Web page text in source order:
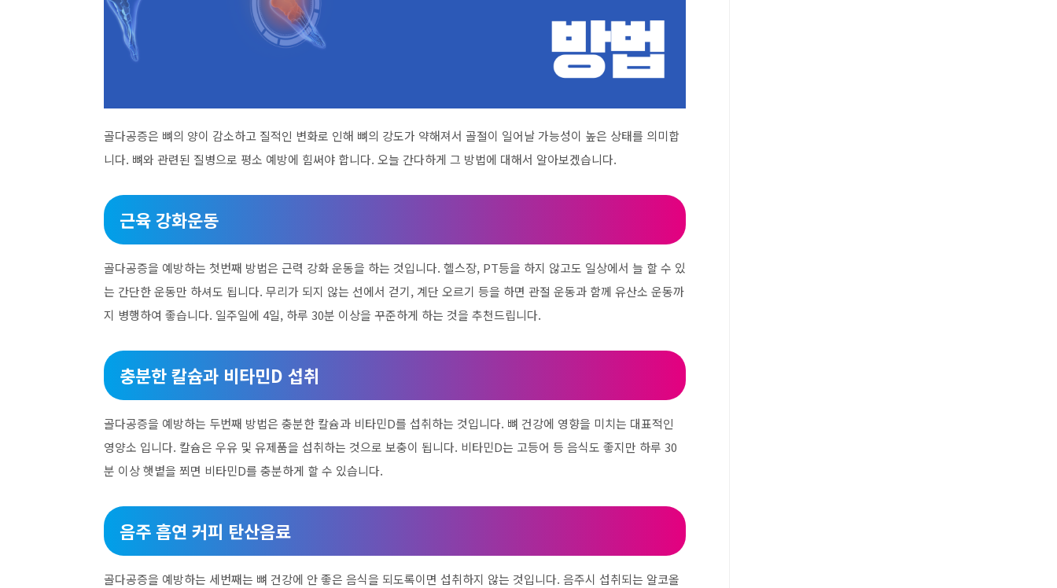
골다공증은 뼈의 양이 감소하고 질적인 변화로 인해 뼈의 강도가 약해져서 골절이 일어날 가능성이 높은 상태를 의미합
니다. 뼈와 관련된 질병으로 평소 예방에 힘써야 합니다. 오늘 간다하게 그 방법에 대해서 알아보겠습니다.
근육 강화운동
골다공증을 예방하는 첫번째 방법은 근력 강화 운동을 하는 것입니다. 헬스장, PT등을 하지 않고도 일상에서 늘 할 수 있
는 간단한 운동만 하셔도 됩니다. 무리가 되지 않는 선에서 걷기, 계단 오르기 등을 하면 관절 운동과 함께 유산소 운동까
지 병행하여 좋습니다. 일주일에 4일, 하루 30분 이상을 꾸준하게 하는 것을 추천드립니다.
충분한 칼슘과 비타민D 섭취
골다공증을 예방하는 두번째 방법은 충분한 칼슘과 비타민D를 섭취하는 것입니다. 뼈 건강에 영향을 미치는 대표적인
영양소 입니다. 칼슘은 우유 및 유제품을 섭취하는 것으로 보충이 됩니다. 비타민D는 고등어 등 음식도 좋지만 하루 30
분 이상 햇볕을 쬐면 비타민D를 충분하게 할 수 있습니다.
음주 흡연 커피 탄산음료
골다공증을 예방하는 세번째는 뼈 건강에 안 좋은 음식을 되도록이면 섭취하지 않는 것입니다. 음주시 섭취되는 알코올